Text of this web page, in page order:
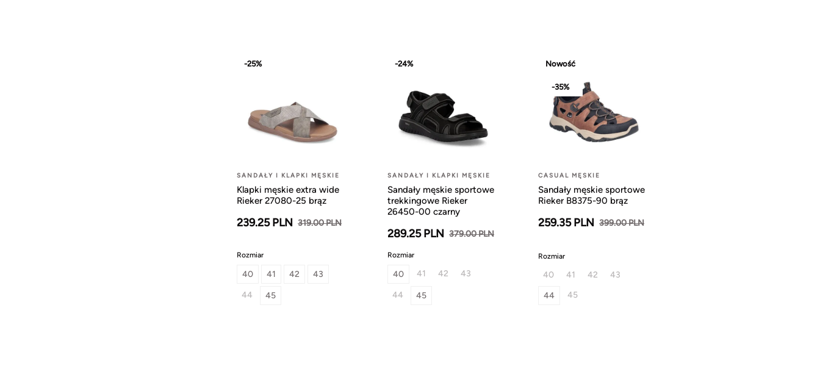
-25%
SANDAŁY I KLAPKI MĘSKIE
Klapki męskie extra wide
Rieker 27080-25 brąz
239.25 PLN 319.00 PLN
Rozmiar
40 41 42
43
44
45
-24%
SANDAŁY I KLAPKI MĘSKIE
Sandały męskie sportowe
trekkingowe Rieker
26450-00 czarny
289.25 PLN 379.00 PLN
Rozmiar
40 41 42 43
44 45
Nowość
-35%
CASUAL MĘSKIE
Sandały męskie sportowe
Rieker B8375-90 brąz
259.35 PLN 399.00 PLN
Rozmiar
40 41 42
43
44
45